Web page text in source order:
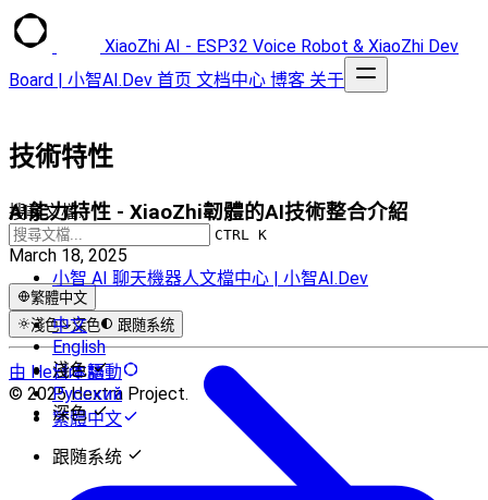
XiaoZhi AI - ESP32 Voice Robot & XiaoZhi Dev
Board | 小智AI.Dev 首页 文档中心 博客 关于
搜尋文檔...
CTRL K
小智 AI 聊天機器人文檔中心 | 小智AI.Dev
技術特性
AI能力特性 - XiaoZhi韌體的AI技術整合介紹
March 18, 2025
繁體中文
中文
English
日本語
Русский
繁體中文
淺色 深色 跟随系统
淺色
深色
跟随系统
由 Hextra 驅動
© 2025 Hextra Project.